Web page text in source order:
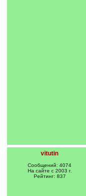
vitutin
Сообщений: 4074
На сайте с 2003 г.
Рейтинг: 837